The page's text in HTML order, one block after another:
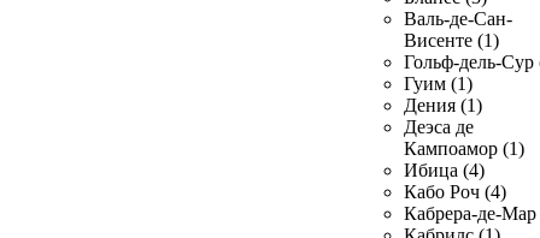
Валь-де-Сан-
Висенте (1)
Гольф-дель-Сур
Гуим (1)
Дения (1)
Деэса де
Кампоамор (1)
Ибица (4)
Кабо Роч (4)
Кабрера-де-Мар